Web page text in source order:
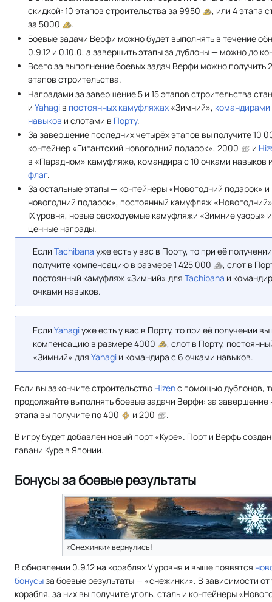
скидкой: 10 этапов строительства за 9950
, или 4 этапа
за 5000
.
Боевые задачи Верфи можно будет выполнять в течение
0.9.12 и 0.10.0, а завершить этапы за дублоны — можно до
Всего за выполнение боевых задач Верфи можно получить
этапов строительства.
Наградами за завершение 5 и 15 этапов строительства
иYahagi в постоянных камуфляжах «Зимний», командирами
навыков и слотами в Порту.
За завершение последних четырёх этапов вы получите 10
контейнер «Гигантский новогодний подарок», 2000
и
в «Парадном» камуфляже, командира с 10 очками навыков
флаг.
За остальные этапы — контейнеры «Новогодний подарок»
новогодний подарок», постоянный камуфляж
IX уровня, новые расходуемые камуфляжи «Зимние узоры»
ценные награды.
Если Tachibana уже есть у вас в Порту, то при её
получите компенсацию в размере 1 425 000
, слот в
постоянный камуфляж «Зимний» для Tachibana и
очками навыков.
ЕслиYahagiуже есть у вас в Порту, то при её получении
компенсацию в размере 4000
, слот в Порту,
«Зимний» дляYahagi и командира с 6 очками навыков.
Если вы закончите строительство Hizenс помощью дублонов,
продолжайте выполнять боевые задачи Верфи: за завершение
этапа вы получите по 400
и 200
.
В игру будет добавлен новый порт «Куре». Порт и Верфь
гавани Куре в Японии.
Бонусы за боевые результаты
«Снежинки» вернулись!
В обновлении 0.9.12 на кораблях V уровня и выше появятся
бонусыза боевые результаты — «снежинки». В зависимости от
корабля, за них вы получите уголь, сталь и контейнеры